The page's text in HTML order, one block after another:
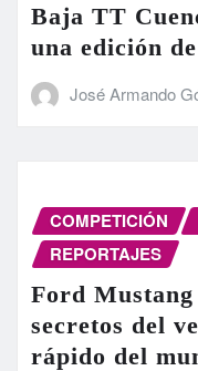
Baja TT
una edición
José Armando
COMPETICIÓN
REPORTAJES
Ford
secretos del
rápido del